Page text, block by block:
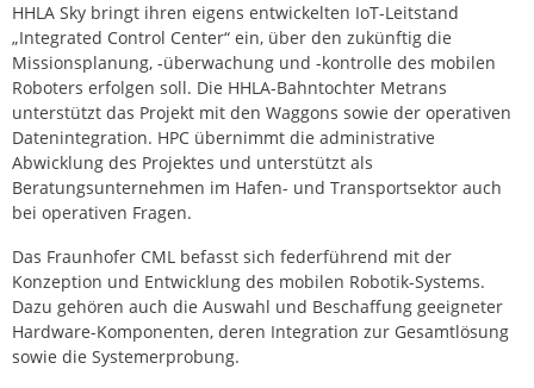
HHLA Sky bringt ihren eigens entwickelten IoT-Leitstand
„Integrated Control Center“ ein, über den zukünftig die
Missionsplanung, -überwachung und -kontrolle des mobilen
Roboters erfolgen soll. Die HHLA-Bahntochter Metrans
unterstützt das Projekt mit den Waggons sowie der operativen
Datenintegration. HPC übernimmt die administrative
Abwicklung des Projektes und unterstützt als
Beratungsunternehmen im Hafen- und Transportsektor auch
bei operativen Fragen.
Das Fraunhofer CML befasst sich federführend mit der
Konzeption und Entwicklung des mobilen Robotik-Systems.
Dazu gehören auch die Auswahl und Beschaffung geeigneter
Hardware-Komponenten, deren Integration zur Gesamtlösung
sowie die Systemerprobung.